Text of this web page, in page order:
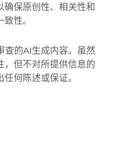
确保原创性、相关性和
性。
查的AI生成内容。虽然
，但不对所提供信息的
何陈述或保证。